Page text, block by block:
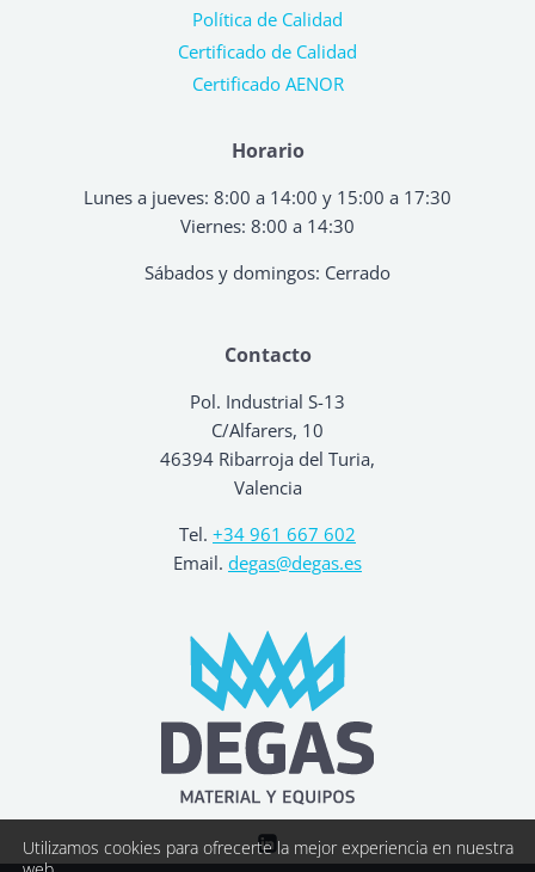
Contacto
Pol. Industrial S-13
C/Alfarers, 10
46394 Ribarroja del Turia,
Valencia
Tel. +34 961 667 602
Email. degas@degas.es
Horario
Lunes a jueves: 8:00 a 14:00 y 15:00 a 17:30
Viernes: 8:00 a 14:30
Sábados y domingos: Cerrado
Política de Calidad
Certificado de Calidad
Certificado AENOR
Utilizamos cookies para ofrecerte la mejor experiencia en nuestra